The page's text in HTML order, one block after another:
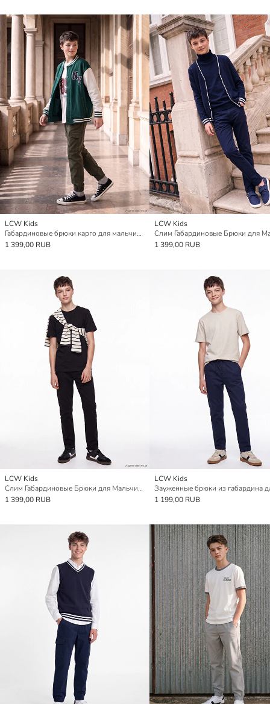
LCW Kids
Габардиновые брюки карго для мальчиков
1 399,00 RUB
LCW Kids
1 399,00 RUB
LCW Kids
Слим Габардиновые Брюки для Мальчиков
1 399,00 RUB
LCW Kids
1 199,00 RUB